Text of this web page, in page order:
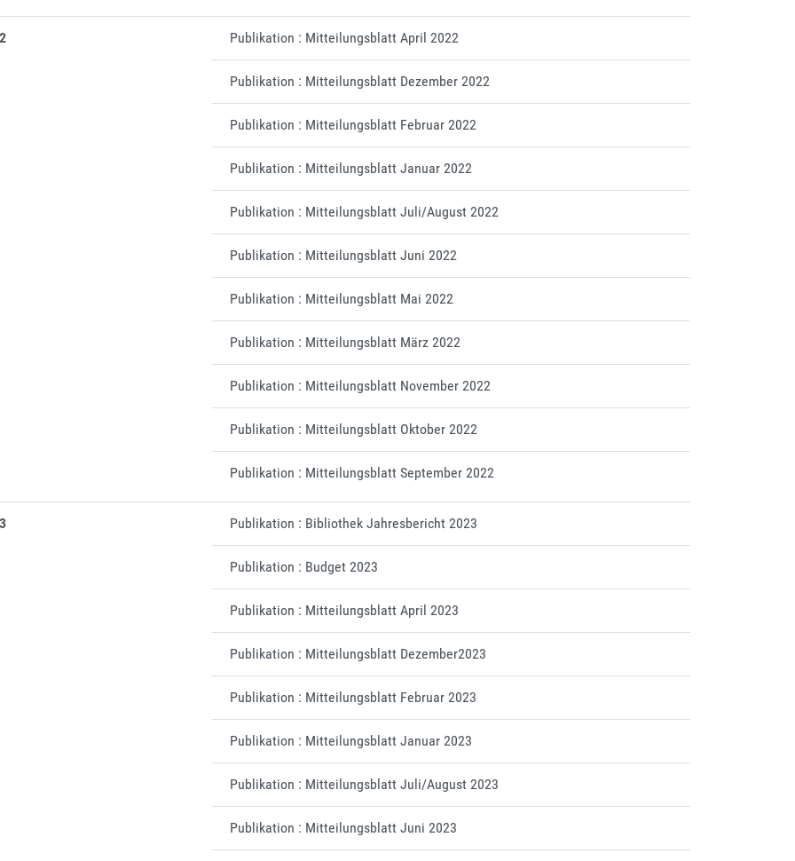
Publikation : Mitteilungsblatt April 2022
Publikation : Mitteilungsblatt Dezember 2022
Publikation : Mitteilungsblatt Februar 2022
Publikation : Mitteilungsblatt Januar 2022
Publikation : Mitteilungsblatt Juli/August 2022
Publikation : Mitteilungsblatt Juni 2022
Publikation : Mitteilungsblatt Mai 2022
Publikation : Mitteilungsblatt März 2022
Publikation : Mitteilungsblatt November 2022
Publikation : Mitteilungsblatt Oktober 2022
Publikation : Mitteilungsblatt September 2022
Publikation : Bibliothek Jahresbericht 2023
Publikation : Budget 2023
Publikation : Mitteilungsblatt April 2023
Publikation : Mitteilungsblatt Dezember2023
Publikation : Mitteilungsblatt Februar 2023
Publikation : Mitteilungsblatt Januar 2023
Publikation : Mitteilungsblatt Juli/August 2023
Publikation : Mitteilungsblatt Juni 2023